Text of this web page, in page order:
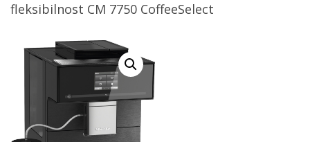
fleksibilnost CM 7750 CoffeeSelect